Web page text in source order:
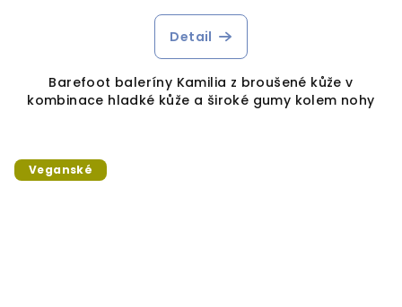
Detail
Barefoot baleríny Kamilia z broušené kůže v
kombinace hladké kůže a široké gumy kolem nohy
Veganské